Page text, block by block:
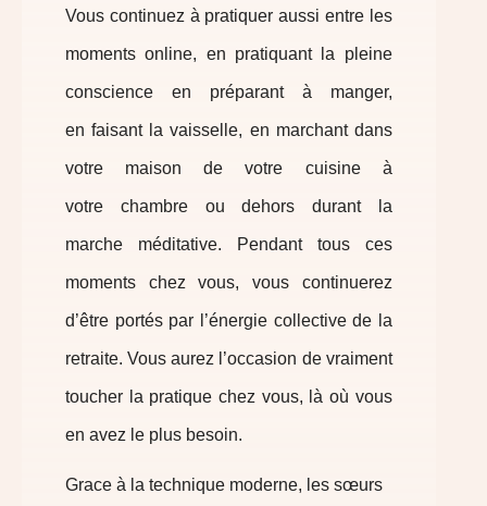
Vous continuez à pratiqueraussientre les
momentson ine, en pratiquant la pleine
conscience en préparant à manger,
enfaisantlavaisselle, en marchant dans
votre maison de votre cuisine à
votre chambre oudehorsdurantla
marche méditative. Pendant tous ces
moments chez vous, vous continuerez
d’être portéspar l’énergiecollective de la
retraite. Vous aurez l’occasion de vraiment
toucher la pratique chez vous, là où vous
en avez le plus besoin.
Grace à la technique moderne, les sœurs